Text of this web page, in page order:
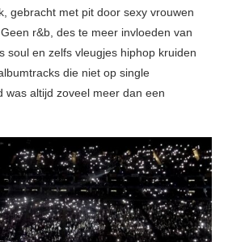
gebracht met pit door sexy vrouwen
r&b, des te meer invloeden van
soul en zelfs vleugjes hiphop kruiden
die niet op single
was altijd zoveel meer dan een